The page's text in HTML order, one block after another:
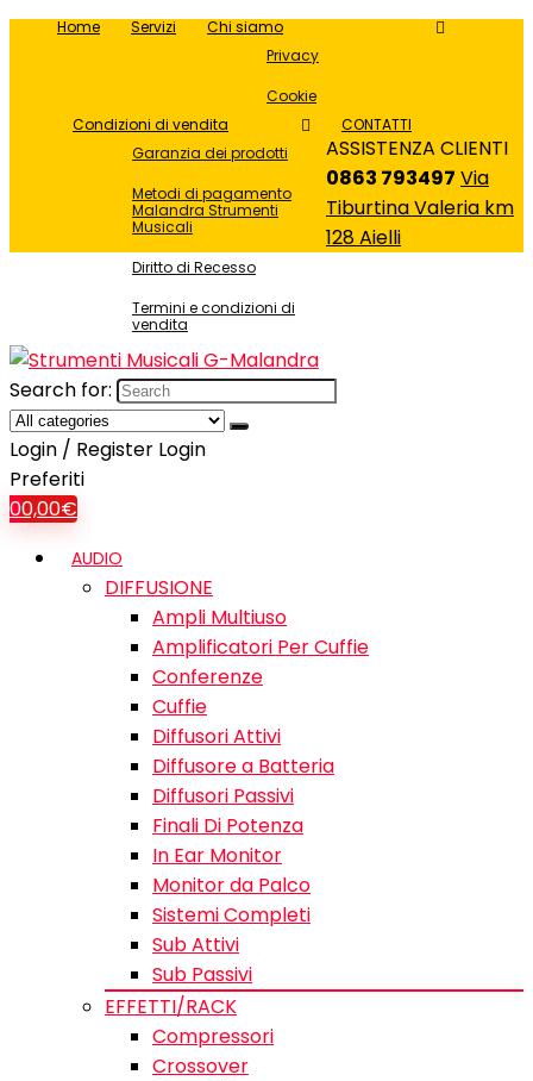
Home Servizi
Chi siamo
Privacy
Cookie
Condizioni di vendita
Garanzia dei prodotti
Metodi di pagamento
Malandra Strumenti
Musicali
Diritto di Recesso
Termini e condizioni di
vendita
CONTATTI
ASSISTENZA CLIENTI
0863 793497 Via
Tiburtina Valeria km
128 Aielli
Search for:
Login / Register Login
Preferiti
00,00€
AUDIO
DIFFUSIONE
Ampli Multiuso
Amplificatori Per Cuffie
Conferenze
Cuffie
Diffusori Attivi
Diffusore a Batteria
Diffusori Passivi
Finali Di Potenza
In Ear Monitor
Monitor da Palco
Sistemi Completi
Sub Attivi
Sub Passivi
EFFETTI/RACK
Compressori
Crossover